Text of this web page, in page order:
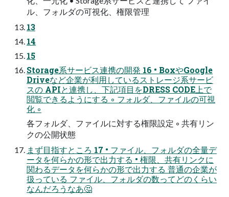
ル、フォルダの可視化、権限管理
13
14
15
Storage系サービス連携の開発 16 • BoxやGoogle
Driveなど企業が利用しているストレージ系サービ
スの APIと連携し、下記項目をDRESS CODE上で
閲覧できるようにする ◦ フォルダ、ファイルの可視
化 ◦
各フォルダ、ファイルに対する権限設定 ◦ 共有リン
クの公開状態
まず目指すところ 17 • ファイル、フォルダの全量デ
ータを何らかの形で出力する • 権限、共有リンクに
関わるデータを何らかの形で出力する 普通の企業が
扱っている ファイル、フォルダの数ってどのくらい
なんだろうなあ🤔